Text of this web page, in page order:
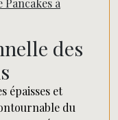
Pancakes à
des
épaisses et
du